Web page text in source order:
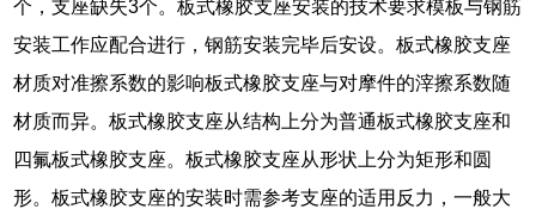
个，支座缺失3个。板式橡胶支座安装的技术要求模板与钢筋
安装工作应配合进行，钢筋安装完毕后安设。板式橡胶支座
材质对准擦系数的影响板式橡胶支座与对摩件的滓擦系数随
材质而异。板式橡胶支座从结构上分为普通板式橡胶支座和
四氟板式橡胶支座。板式橡胶支座从形状上分为矩形和圆
形。板式橡胶支座的安装时需参考支座的适用反力，一般大